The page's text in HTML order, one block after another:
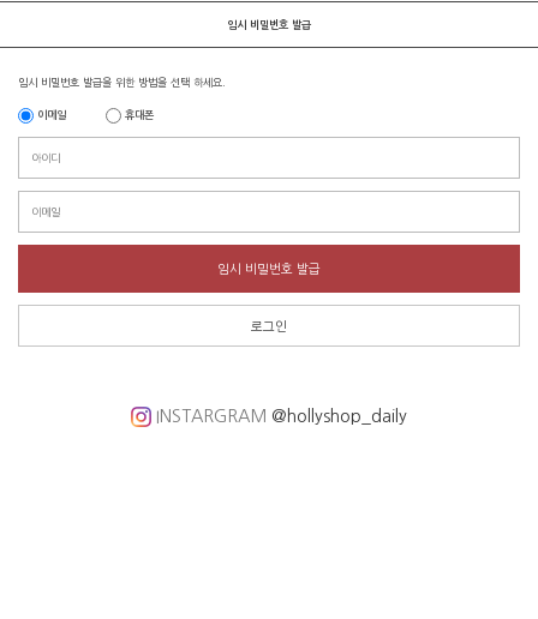
임시 비밀번호 발급
임시 비밀번호 발급을 위한 방법을 선택 하세요.
이메일 휴대폰
임시 비밀번호 발급
로그인
INSTARGRAM @hollyshop_daily